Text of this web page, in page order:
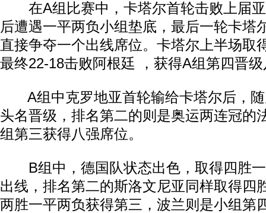
在A组比赛中，卡塔尔首轮击败上届亚
后遭遇一平两负小组垫底，最后一轮卡塔
直接争夺一个出线席位。卡塔尔上半场取
最终22-18击败阿根廷 ，获得A组第四晋
A组中克罗地亚首轮输给卡塔尔后，随
头名晋级，排名第二的则是奥运两连冠的
组第三获得八强席位。
B组中，德国队状态出色，取得四胜一
出线，排名第二的斯洛文尼亚同样取得四
两胜一平两负获得第三，波兰则是小组第